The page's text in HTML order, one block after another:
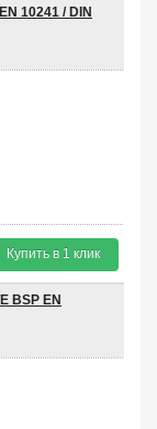
10241 / DIN
Купить в 1 клик
BSP EN